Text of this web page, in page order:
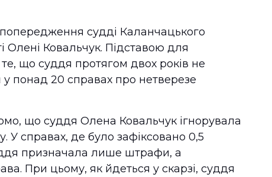
судді Каланчацького
Олені Ковальчук. Підставою для
що суддя протягом двох років не
понад 20 справах про нетверезе
що суддя Олена Ковальчук ігнорувала
У справах, де було зафіксовано 0,5
призначала лише штрафи, а
При цьому, як йдеться у скарзі, суддя